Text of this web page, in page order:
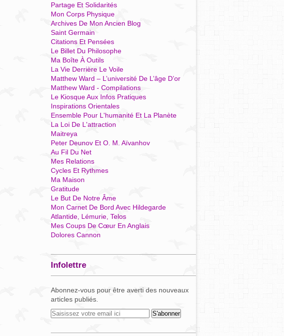
Partage Et Solidarités
Mon Corps Physique
Archives De Mon Ancien Blog
Saint Germain
Citations Et Pensées
Le Billet Du Philosophe
Ma Boîte À Outils
La Vie Derrière Le Voile
Matthew Ward – L’université De L’âge D’or
Matthew Ward - Compilations
Le Kiosque Aux Infos Pratiques
Inspirations Orientales
Ensemble Pour L'humanité Et La Planète
La Loi De L'attraction
Maitreya
Peter Deunov Et O. M. Aïvanhov
Au Fil Du Net
Mes Relations
Cycles Et Rythmes
Ma Maison
Gratitude
Le But De Notre Âme
Mon Carnet De Bord Avec Hildegarde
Atlantide, Lémurie, Telos
Mes Coups De Cœur En Anglais
Dolores Cannon
Infolettre
Abonnez-vous pour être averti des nouveaux
articles publiés.